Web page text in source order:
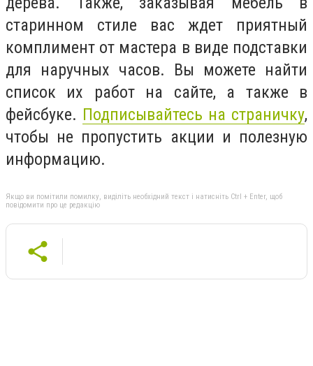
старинном стиле вас ждет приятный
комплимент от мастера в виде подставки
для наручных часов. Вы можете найти
список их работ на сайте, а также в
фейсбуке. Подписывайтесь на страничку,
чтобы не пропустить акции и полезную
информацию.
Якщо ви помітили помилку, виділіть необхідний текст і натисніть Ctrl + Enter, щоб
повідомити про це редакцію